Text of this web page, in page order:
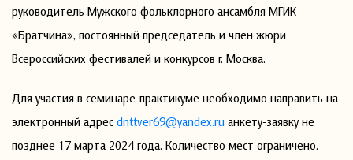
руководитель Мужского фольклорного ансамбля МГИК
«Братчина», постоянный председатель и член жюри
Всероссийских фестивалей и конкурсов г. Москва.
Для участия в семинаре-практикуме необходимо направить на
электронный адрес dnttver69@yandex.ru анкету-заявку не
позднее 17 марта 2024 года. Количество мест ограничено.